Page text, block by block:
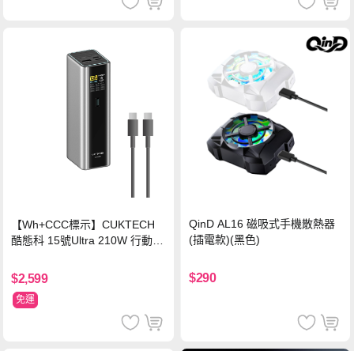
【Wh+CCC標示】CUKTECH
酷態科 15號Ultra 210W 行動電
$2,599
免運
QinD AL16 磁吸式手機散熱器
(插電款)(黑色)
$290